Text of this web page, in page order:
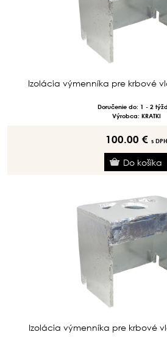
Izolácia výmenníka pre krbové
Doručenie do: 1 - 2
Výrobca: KRATKI
100.00 € s DPH
Izolácia výmenníka pre krbové